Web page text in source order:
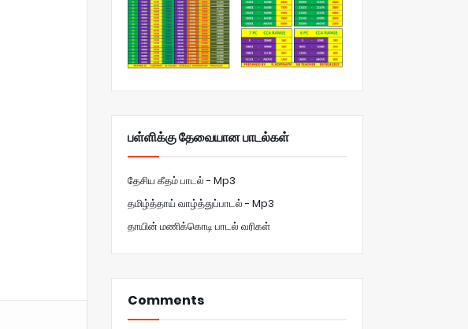
பள்ளிக்கு தேவையான பாடல்கள்
தேசிய கீதம் பாடல் - Mp3
தமிழ்த்தாய் வாழ்த்துப்பாடல் - Mp3
தாயின் மணிக்கொடி பாடல் வரிகள்
Comments